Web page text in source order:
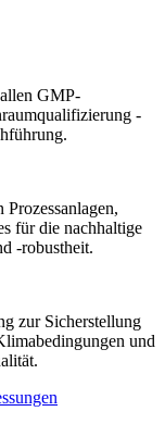
GMP-
-
für die nachhaltige
-robustheit.
zur Sicherstellung
und